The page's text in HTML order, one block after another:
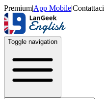
Premium|App Mobile|Contattaci
Toggle navigation